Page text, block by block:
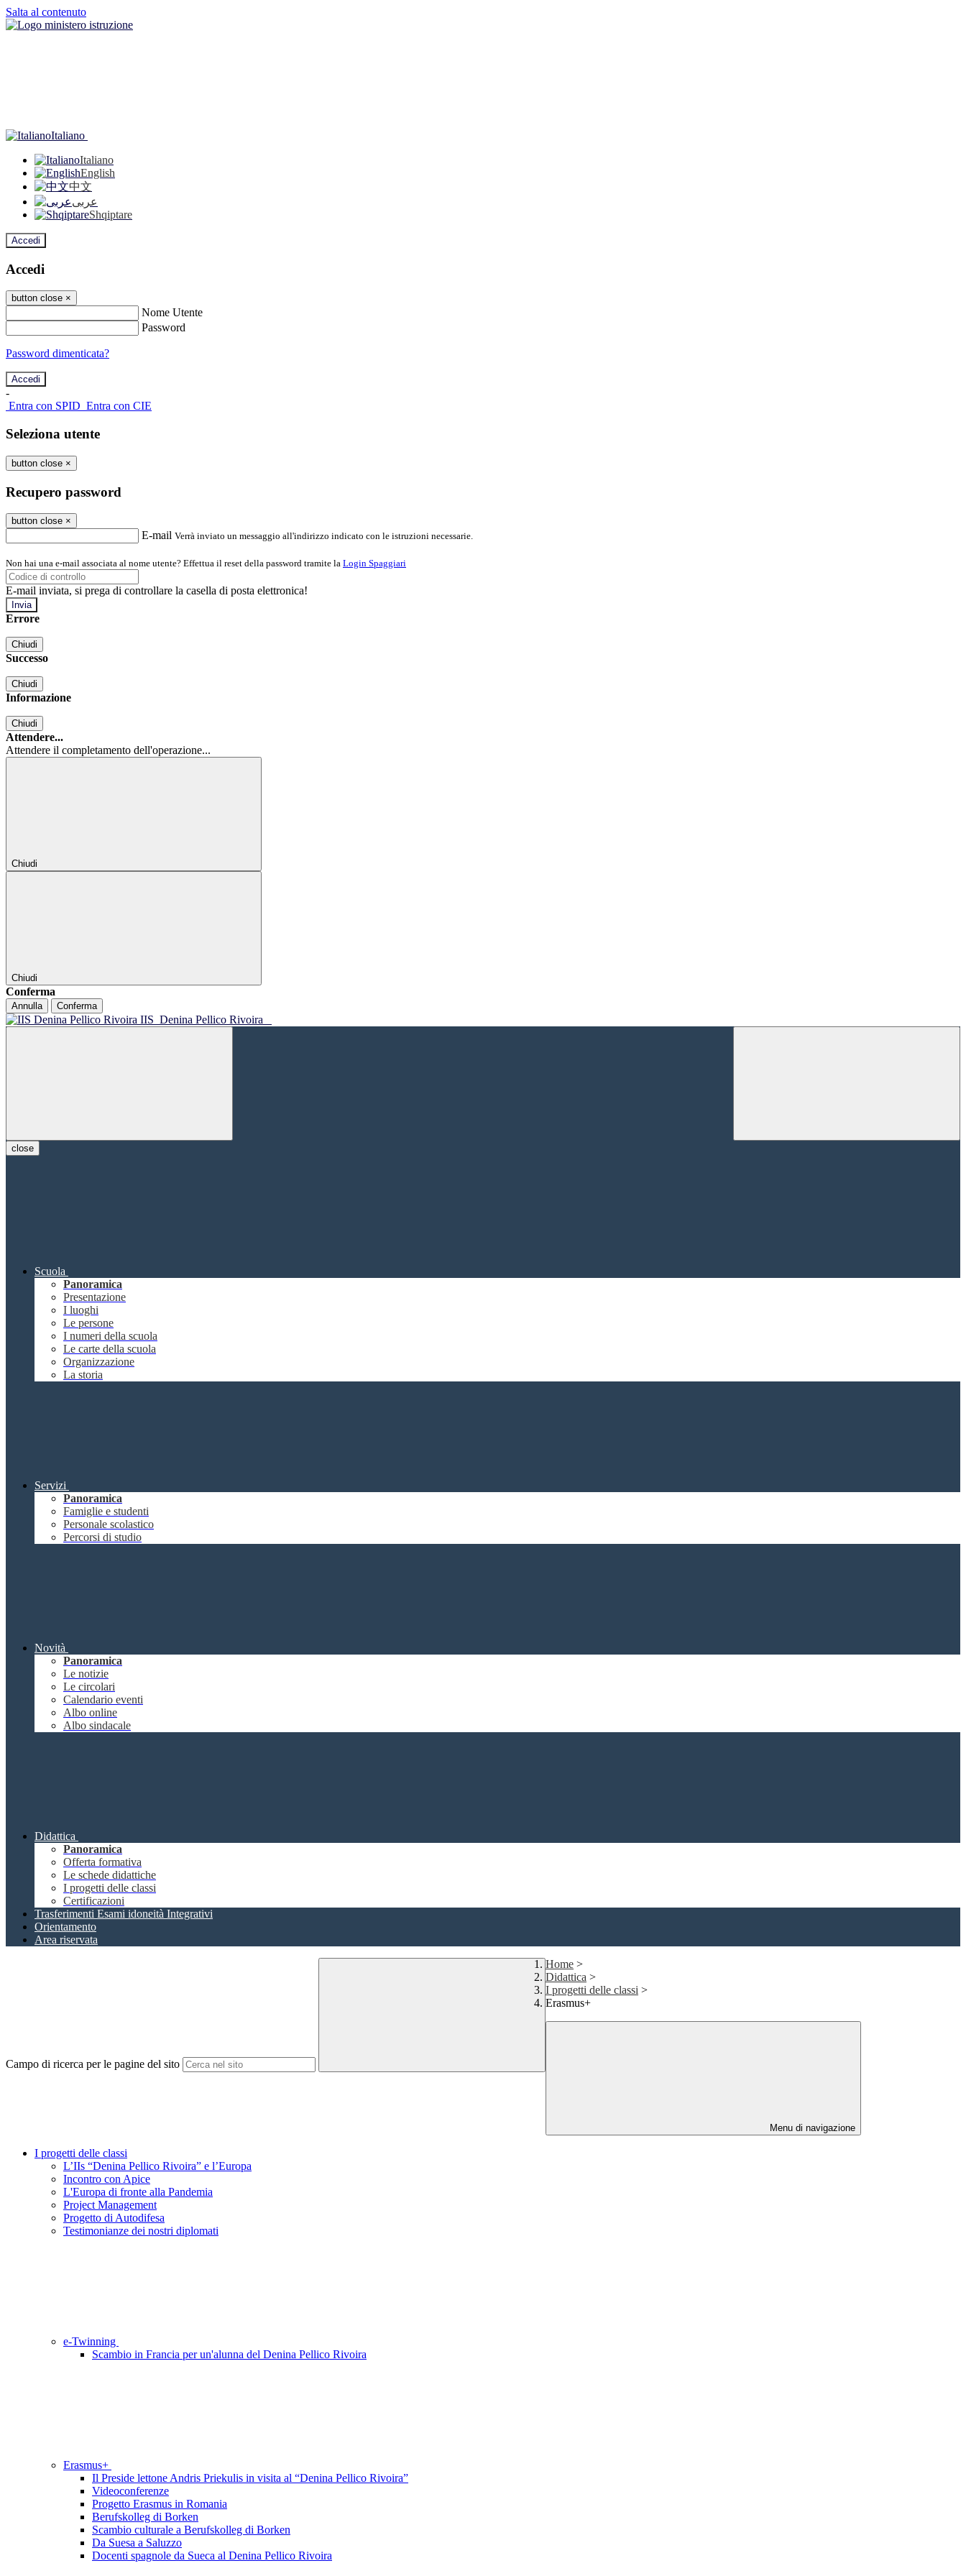
Salta al contenuto
Italiano
Italiano
English
中文
عربى
Shqiptare
Accedi
Accedi
button close ×
Nome Utente
Password
Password dimenticata?
-
Entra con SPID Entra con CIE
Seleziona utente
button close ×
Recupero password
button close ×
E-mail Verrà inviato un messaggio all'indirizzo indicato con le istruzioni necessarie.
Non hai una e-mail associata al nome utente? Effettua il reset della password tramite la Login Spaggiari
E-mail inviata, si prega di controllare la casella di posta elettronica!
Errore
Chiudi
Successo
Chiudi
Informazione
Chiudi
Attendere...
Attendere il completamento dell'operazione...
Chiudi
Chiudi
Conferma
Annulla Conferma
IIS Denina Pellico Rivoira
close
Scuola
Panoramica
Presentazione
I luoghi
Le persone
I numeri della scuola
Le carte della scuola
Organizzazione
La storia
Servizi
Panoramica
Famiglie e studenti
Personale scolastico
Percorsi di studio
Novità
Panoramica
Le notizie
Le circolari
Calendario eventi
Albo online
Albo sindacale
Didattica
Panoramica
Offerta formativa
Le schede didattiche
I progetti delle classi
Certificazioni
Trasferimenti Esami idoneità Integrativi
Orientamento
Area riservata
Campo di ricerca per le pagine del sito
Home >
Didattica >
I progetti delle classi >
Erasmus+
Menu di navigazione
I progetti delle classi
L’IIs “Denina Pellico Rivoira” e l’Europa
Incontro con Apice
L'Europa di fronte alla Pandemia
Project Management
Progetto di Autodifesa
Testimonianze dei nostri diplomati
e-Twinning
Scambio in Francia per un'alunna del Denina Pellico Rivoira
Erasmus+
Il Preside lettone Andris Priekulis in visita al “Denina Pellico Rivoira”
Videoconferenze
Progetto Erasmus in Romania
Berufskolleg di Borken
Scambio culturale a Berufskolleg di Borken
Da Suesa a Saluzzo
Docenti spagnole da Sueca al Denina Pellico Rivoira